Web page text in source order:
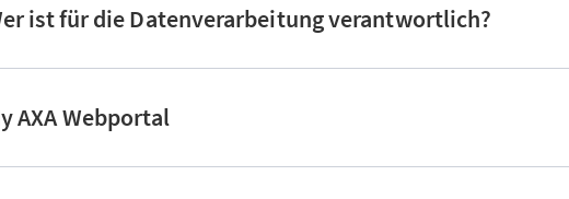
ist für die Datenverarbeitung verantwortlich?
AXA Webportal